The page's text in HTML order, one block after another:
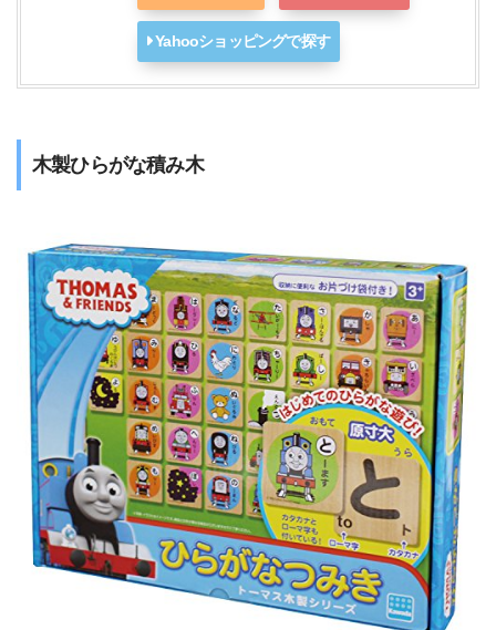
Yahooショッピングで探す
木製ひらがな積み木